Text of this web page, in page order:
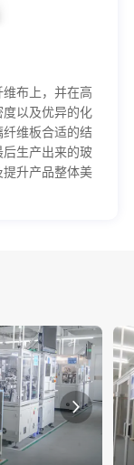
布上，并在高
以及优异的化
维板合适的结
生产出来的玻
升产品整体美